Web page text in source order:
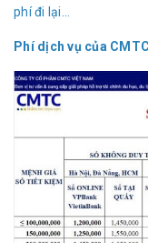
phí đi lại...
Phí dịch vụ của